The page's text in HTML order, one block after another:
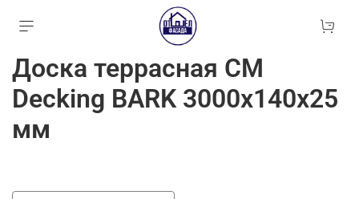
Доска террасная CM
Decking BARK 3000х140х25
мм